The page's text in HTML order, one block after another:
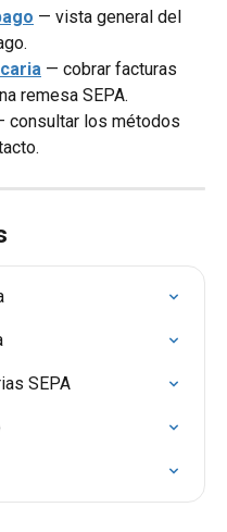
— vista general del
— cobrar facturas
remesa SEPA.
consultar los métodos
SEPA